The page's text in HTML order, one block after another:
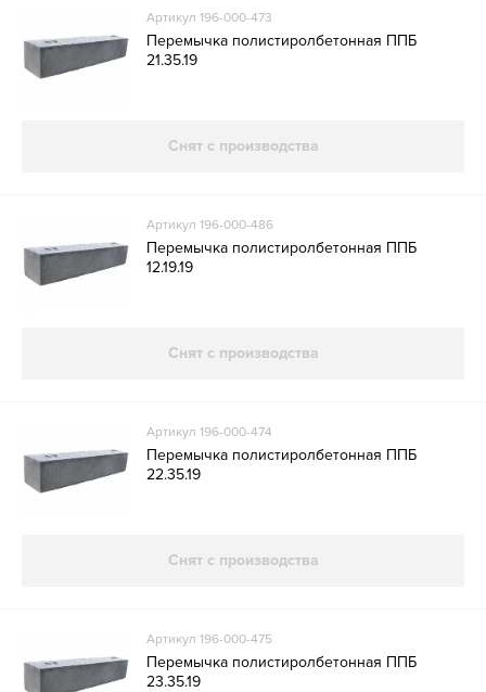
Артикул 196-000-473
Перемычка полистиролбетонная ППБ
21.35.19
Снят с производства
Артикул 196-000-486
Перемычка полистиролбетонная ППБ
12.19.19
Снят с производства
Артикул 196-000-474
Перемычка полистиролбетонная ППБ
22.35.19
Снят с производства
Артикул 196-000-475
Перемычка полистиролбетонная ППБ
23.35.19